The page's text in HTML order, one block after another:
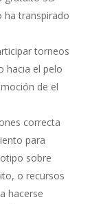
ha transpirado
torneos
hacia el pelo
de el
correcta
para
sobre
o recursos
hacerse